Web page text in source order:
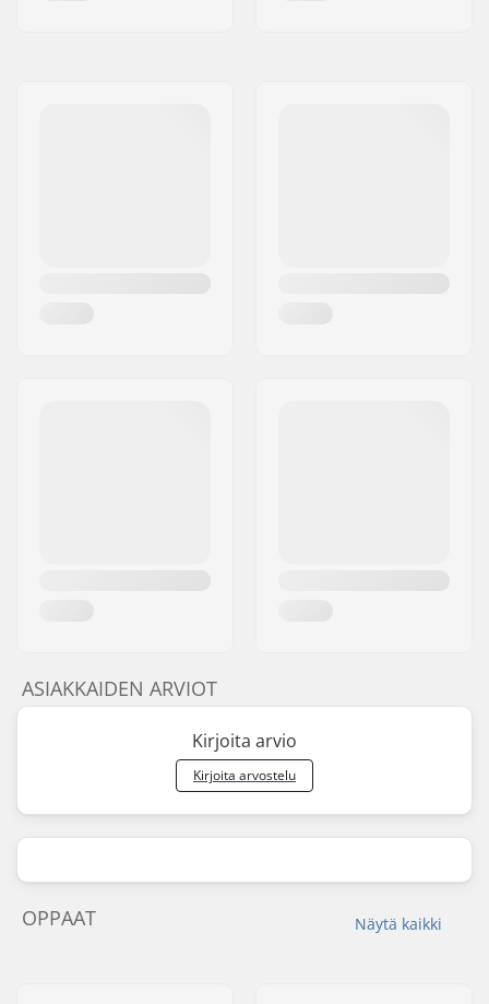
ASIAKKAIDEN ARVIOT
Kirjoita arvio
Kirjoita arvostelu
Näytä kaikki
OPPAAT